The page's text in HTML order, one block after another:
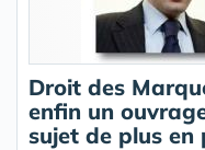
Droit des
enfin un
sujet de plus en